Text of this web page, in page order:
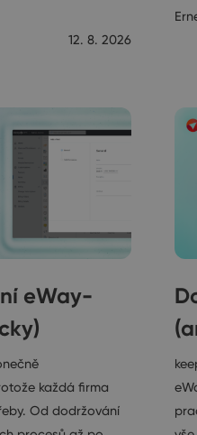
12. 8. 2026
eWay-
každá firma
Od dodržování